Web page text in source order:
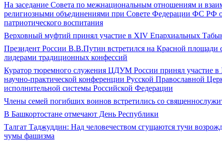
На заседание Совета по межнациональным отношениям и
религиозными объединениями при Совете Федерации ФС РФ
патриотического воспитания
Верховный муфтий принял участие в ХIV Епархиальных
Президент России В.В.Путин встретился на Красной площади
лидерами традиционных конфессий
Куратор тюремного служения ЦДУМ России принял участие в
научно-практической конференции Русской Православной
исполнительной системы Российской Федерации
Члены семей погибших воинов встретились со
В Башкортостане отмечают День Республики
Талгат Таджуддин: Над человечеством сгущаются тучи
чумы фашизма